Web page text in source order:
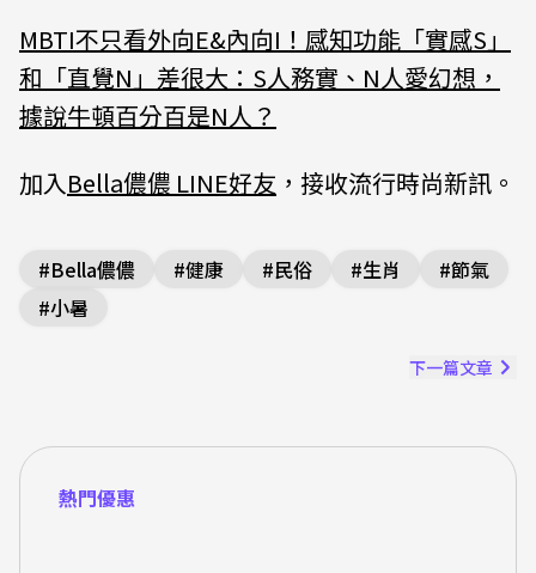
MBTI不只看外向E&內向I！感知功能「實感S」
和「直覺N」差很大：S人務實、N人愛幻想，
據說牛頓百分百是N人？
加入Bella儂儂 LINE好友 ，接收流行時尚新訊。
#Bella儂儂 #健康 #民俗 #生肖 #節氣
#小暑
下一篇文章
熱門優惠